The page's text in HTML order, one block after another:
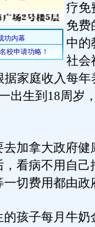
疗免
免费
中的
社会
家庭收入每
出生到18周岁
加拿大政府健
看病不用自己
切费用都由政
孩子每月牛奶